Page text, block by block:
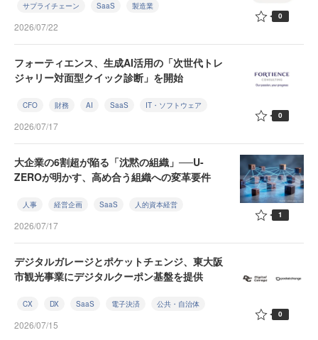
サプライチェーン SaaS 製造業
2026/07/22
0
フォーティエンス、生成AI活用の「次世代トレ
ジャリー対面型クイック診断」を開始
CFO 財務 AI SaaS IT・ソフトウェア
2026/07/17
0
大企業の6割超が陥る「沈黙の組織」──U-
ZEROが明かす、高め合う組織への変革要件
人事 経営企画 SaaS 人的資本経営
2026/07/17
1
デジタルガレージとポケットチェンジ、東大阪
市観光事業にデジタルクーポン基盤を提供
CX DX SaaS 電子決済 公共・自治体
2026/07/15
0